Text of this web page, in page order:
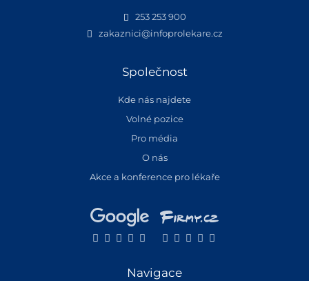
253 253 900
zakaznici@infoprolekare.cz
Společnost
Kde nás najdete
Volné pozice
Pro média
O nás
Akce a konference pro lékaře
Navigace